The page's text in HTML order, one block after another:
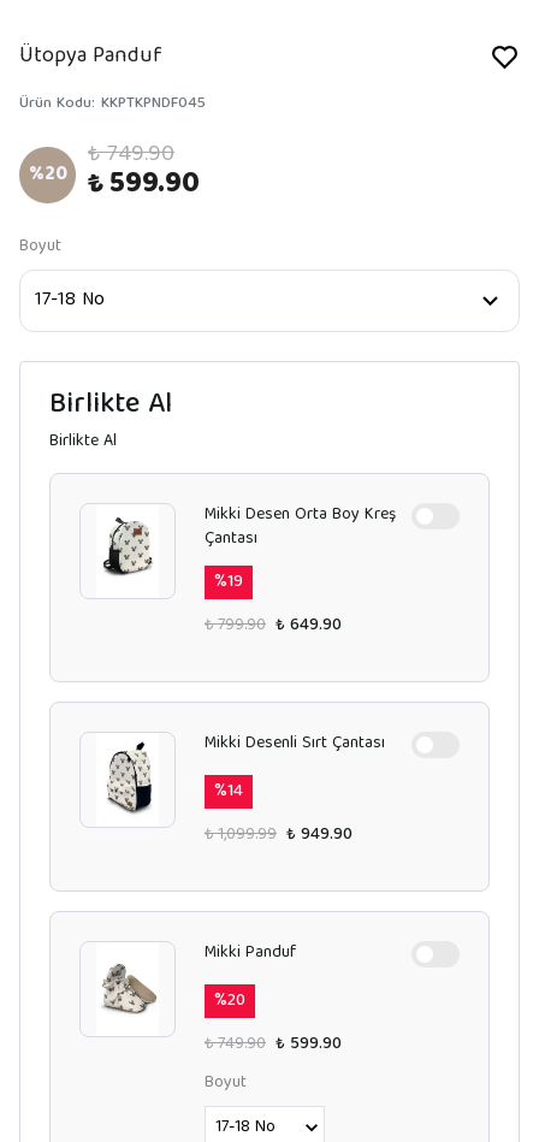
Ütopya Panduf
Ürün Kodu: KKPTKPNDF045
%20 ₺ 749.90
₺ 599.90
Boyut
Birlikte Al
Birlikte Al
Mikki Desen Orta Boy Kreş
Çantası
%19
₺ 799.90 ₺ 649.90
Mikki Desenli Sırt Çantası
%14
₺ 1,099.99 ₺ 949.90
Mikki Panduf
%20
₺ 749.90 ₺ 599.90
Boyut